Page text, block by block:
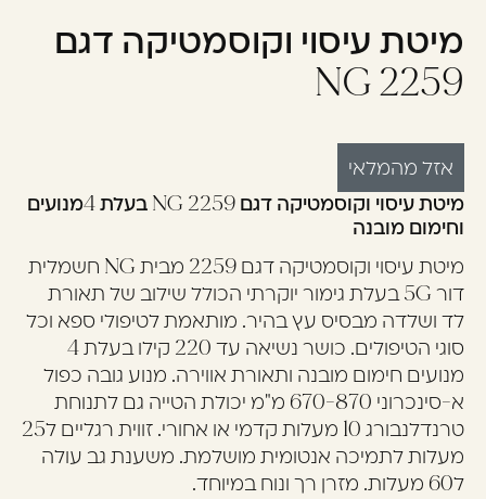
עוד לא נרשמתם? יאללה,
מיטת עיסוי וקוסמטיקה דגם
2259 NG
אזל מהמלאי
מיטת עיסוי וקוסמטיקה דגם 2259 NG בעלת 4מנועים
וחימום מובנה
מיטת עיסוי וקוסמטיקה דגם 2259 מבית NG חשמלית
דור 5G בעלת גימור יוקרתי הכולל שילוב של תאורת
לד ושלדה מבסיס עץ בהיר. מותאמת לטיפולי ספא וכל
סוגי הטיפולים. כושר נשיאה עד 220 קילו בעלת 4
מנועים חימום מובנה ותאורת אווירה. מנוע גובה כפול
א-סינכרוני 670-870 מ"מ יכולת הטייה גם לתנוחת
טרנדלנבורג 10 מעלות קדמי או אחורי. זווית רגליים ל25
מעלות לתמיכה אנטומית מושלמת. משענת גב עולה
ל60 מעלות. מזרן רך ונוח במיוחד.